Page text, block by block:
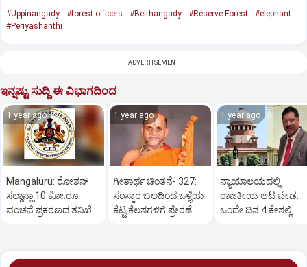
#Uppinangady #forest officers #Belthangady #Reserve Forest
#elephant
#Periyashanthi
ADVERTISEMENT
ಇನ್ನಷ್ಟು ಸುದ್ದಿ ಈ ವಿಭಾಗದಿಂದ
1 year ago
Mangaluru: ರೋಶನ್‌
ಸಲ್ಡಾನ್ಹಾ 10 ಕೋ.ರೂ.
ವಂಚನೆ ಪ್ರಕರಣದ ತನಿಖೆ
1 year ago
ಗೀತಾರ್ಥ ಚಿಂತನೆ- 327:
ಸಂಸ್ಕಾರ ಬಲದಿಂದ ಒಳ್ಳೆಯ-
ಕೆಟ್ಟ ಕೆಲಸಗಳಿಗೆ ಪ್ರೇರಣೆ
1 year ago
ನ್ಯಾಯಾಲಯದಲ್ಲಿ
ರಾಜಕೀಯ ಆಟ ಬೇಡ:
ಒಂದೇ ದಿನ 4 ಕೇಸಲ್ಲಿ